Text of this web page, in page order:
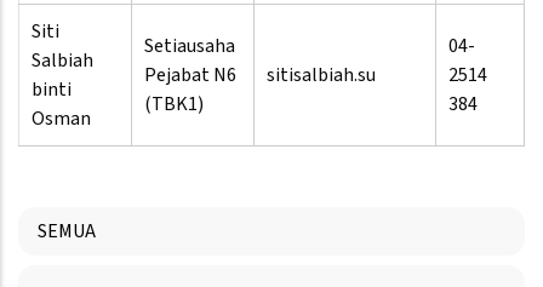
Siti
Salbiah
binti
Osman
Setiausaha
Pejabat N6
(TBK1)
sitisalbiah.su
04-
2514
384
SEMUA